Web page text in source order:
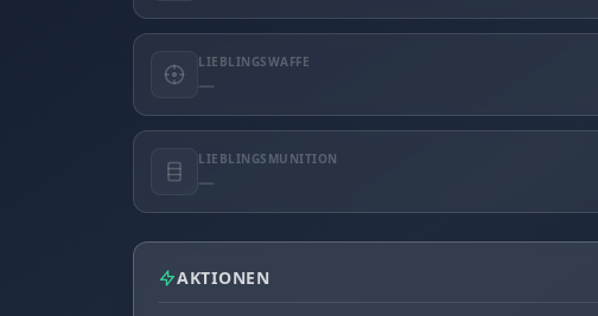
LIEBLINGSWAFFE
—
LIEBLINGSMUNITION
—
AKTIONEN